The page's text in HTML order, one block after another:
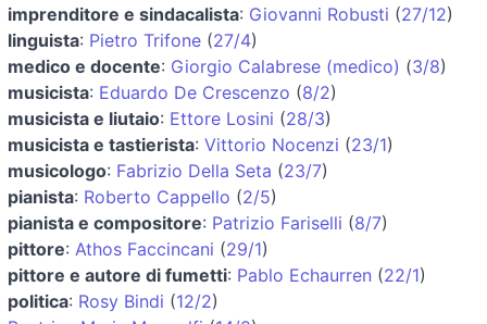
imprenditore e sindacalista: Giovanni Robusti (27/12)
linguista: Pietro Trifone (27/4)
medico e docente: Giorgio Calabrese (medico) (3/8)
musicista: Eduardo De Crescenzo (8/2)
musicista e liutaio: Ettore Losini (28/3)
musicista e tastierista: Vittorio Nocenzi (23/1)
musicologo: Fabrizio Della Seta (23/7)
pianista: Roberto Cappello (2/5)
pianista e compositore: Patrizio Fariselli (8/7)
pittore: Athos Faccincani (29/1)
pittore e autore di fumetti: Pablo Echaurren (22/1)
politica: Rosy Bindi (12/2)